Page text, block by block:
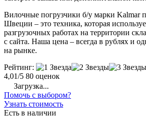
Вилочные погрузчики б/у марки Kalmar
Швеции – это техника, которая
разгрузочных работах на территории
с сайта. Наша цена – всегда в рублях и
на рынке.
Рейтинг:
4,01/5 80 оценок
Загрузка...
Помочь с выбором?
Узнать стоимость
Есть в наличии